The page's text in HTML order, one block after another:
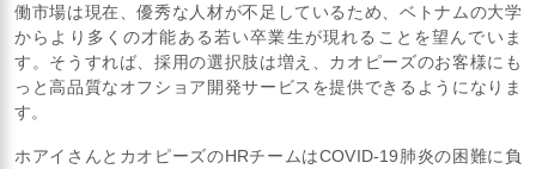
働市場は現在、優秀な人材が不足しているため、ベトナムの大学
からより多くの才能ある若い卒業生が現れることを望んでいま
す。そうすれば、採用の選択肢は増え、カオピーズのお客様にも
っと高品質なオフショア開発サービスを提供できるようになりま
す。
ホアイさんとカオピーズのHRチームはCOVID-19肺炎の困難に負